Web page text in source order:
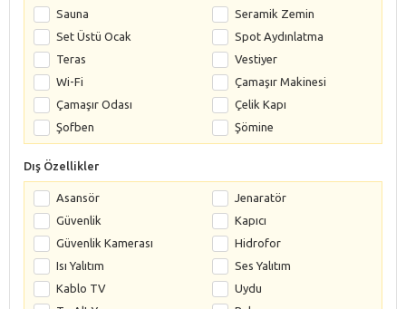
Sauna
Seramik Zemin
Set Üstü Ocak
Spot Aydınlatma
Teras
Vestiyer
Wi-Fi
Çamaşır Makinesi
Çamaşır Odası
Çelik Kapı
Şofben
Şömine
Dış Özellikler
Asansör
Jenaratör
Güvenlik
Kapıcı
Güvenlik Kamerası
Hidrofor
Isı Yalıtım
Ses Yalıtım
Kablo TV
Uydu